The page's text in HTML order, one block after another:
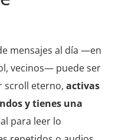
mensajes al día —en
vecinos— puede ser
scroll eterno, activas
y tienes una
para leer lo